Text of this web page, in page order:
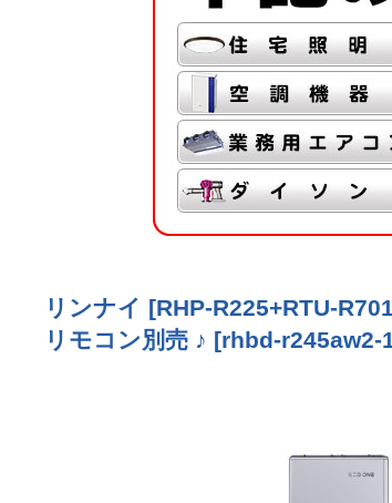
リンナイ [RHP-R225+RTU-
リモコン別売 ♪ [rhbd-r245aw2-